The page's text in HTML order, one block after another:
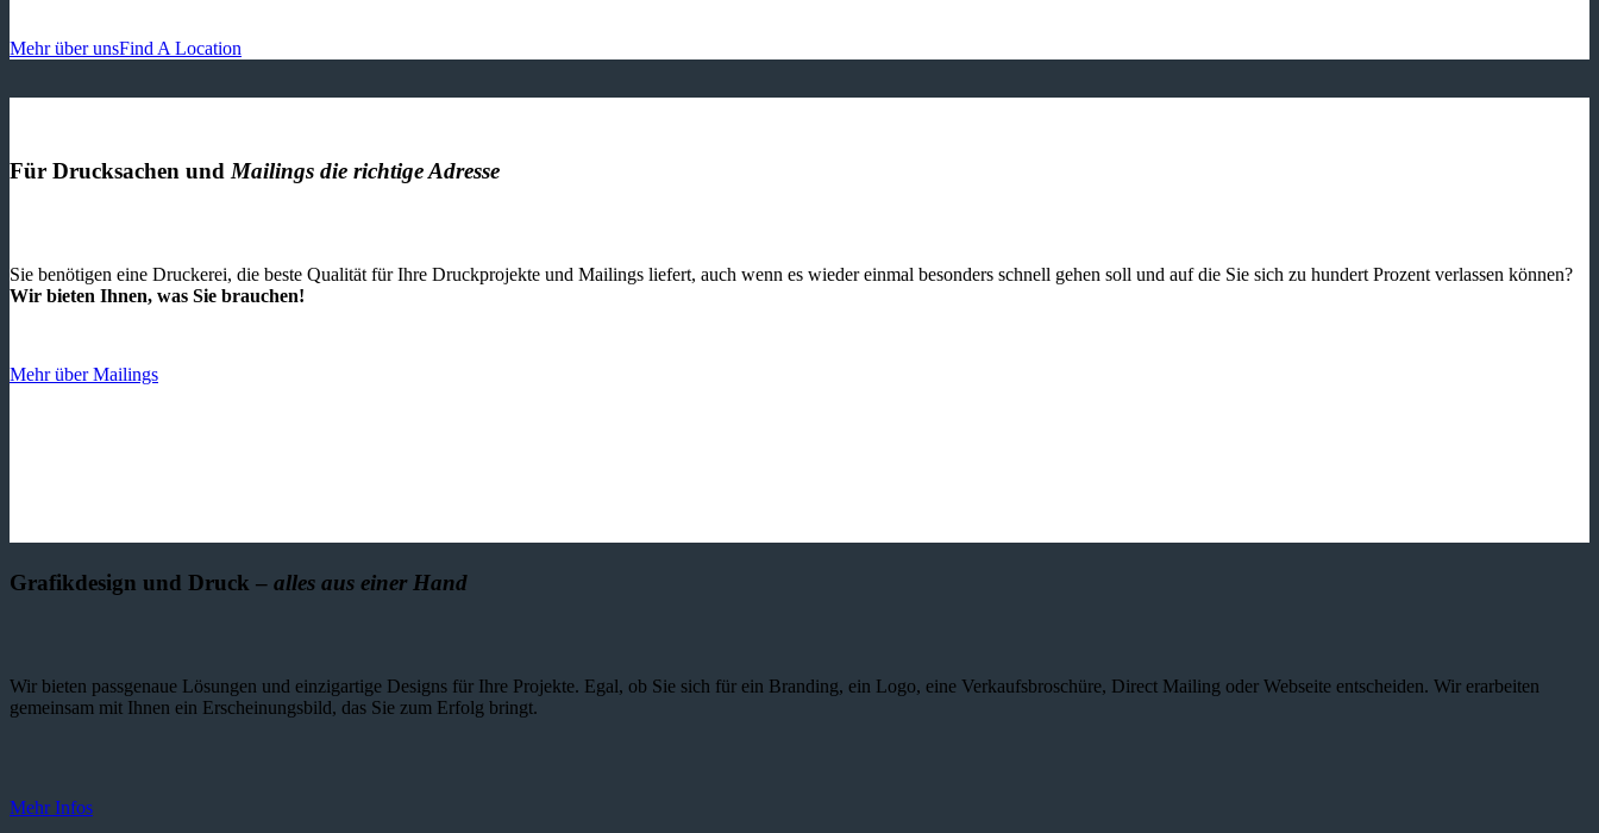
Mehr über unsFind A Location
Für Drucksachen und Mailings die richtige Adresse
Sie benötigen eine Druckerei, die beste ­Qualität für Ihre Druckprojekte und Mailings liefert, auch wenn es wieder einmal besonders schnell gehen soll und auf die Sie sich zu hundert Prozent verlassen können?
Wir bieten Ihnen, was Sie brauchen!
Mehr über Mailings
Grafikdesign und Druck – alles aus einer Hand
Wir bieten passgenaue Lösungen und einzig­artige Designs für Ihre Projekte. Egal, ob Sie sich für ein Branding, ein Logo, eine Verkaufsbroschüre, Direct Mailing oder Webseite entscheiden. Wir erarbeiten
gemeinsam mit Ihnen ein Erscheinungsbild, das Sie zum Erfolg bringt.
Mehr Infos